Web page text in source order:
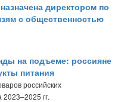
директором по
с общественностью
на подъеме: россияне
питания
российских
гг.